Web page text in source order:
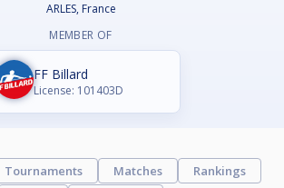
ARLES, France
MEMBER OF
FF Billard
License: 101403D
Tournaments Matches
Rankings